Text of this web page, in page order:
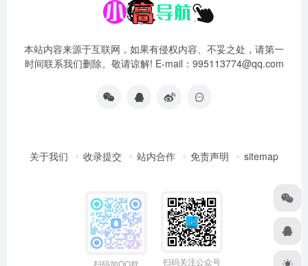
本站内容来源于互联网，如果有侵权内容、不妥之处，请第一
时间联系我们删除。敬请谅解! E-mail：995113774@qq.com
关于我们 收录提交 站内合作 免责声明 sitemap
扫码加QQ群 扫码关注公众号